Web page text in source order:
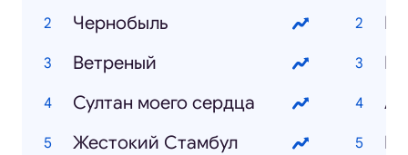
Чернобыль
Ветреный
Султан моего сердца
Жестокий Стамбул